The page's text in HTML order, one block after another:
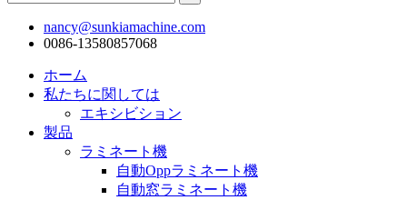
nancy@sunkiamachine.com
0086-13580857068
ホーム
私たちに関しては
エキシビション
製品
ラミネート機
自動Oppラミネート機
自動窓ラミネート機